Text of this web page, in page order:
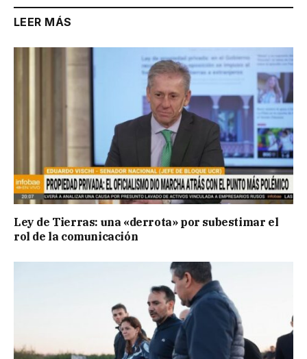
LEER MÁS
Ley de Tierras: una «derrota» por subestimar el
rol de la comunicación